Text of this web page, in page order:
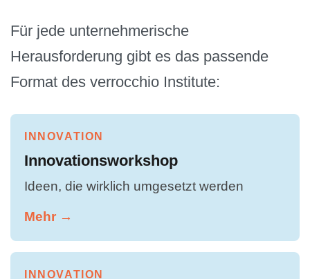
Für jede unternehmerische
Herausforderung gibt es das passende
Format des verrocchio Institute:
INNOVATION
Innovationsworkshop
Ideen, die wirklich umgesetzt werden
Mehr →
INNOVATION